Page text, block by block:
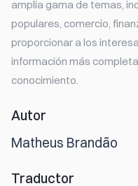
amplia gama de temas,
populares, comercio,
proporcionar a los
información más
conocimiento.
Autor
Matheus Brandão
Traductor